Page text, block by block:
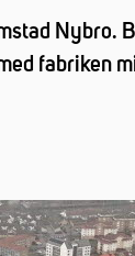
Nybro.
fabriken